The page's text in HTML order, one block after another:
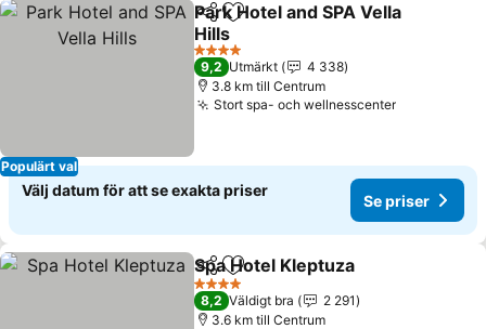
Populärt val
Dela Lägg till i Mina Favoriter
Park Hotel and SPA Vella
Hills
Se priser
4 Stjärnor
9,2 Utmärkt
4 338
3.8 km till Centrum
Stort spa- och wellnesscenterSe priser
Välj datum för att se exakta priser
Se priser
Dela Lägg till i Mina Favoriter
Spa Hotel Kleptuza
4 Stjärnor
8,2 Väldigt bra
2 291
3.6 km till Centrum